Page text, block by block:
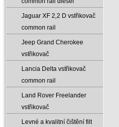
Jaguar XF 2‚2 D vstřikovač
common rail
Jeep Grand Cherokee
vstřikovač
Lancia Delta vstřikovač
common rail
Land Rover Freelander
vstřikovač
Levné a kvalitní čištění filt